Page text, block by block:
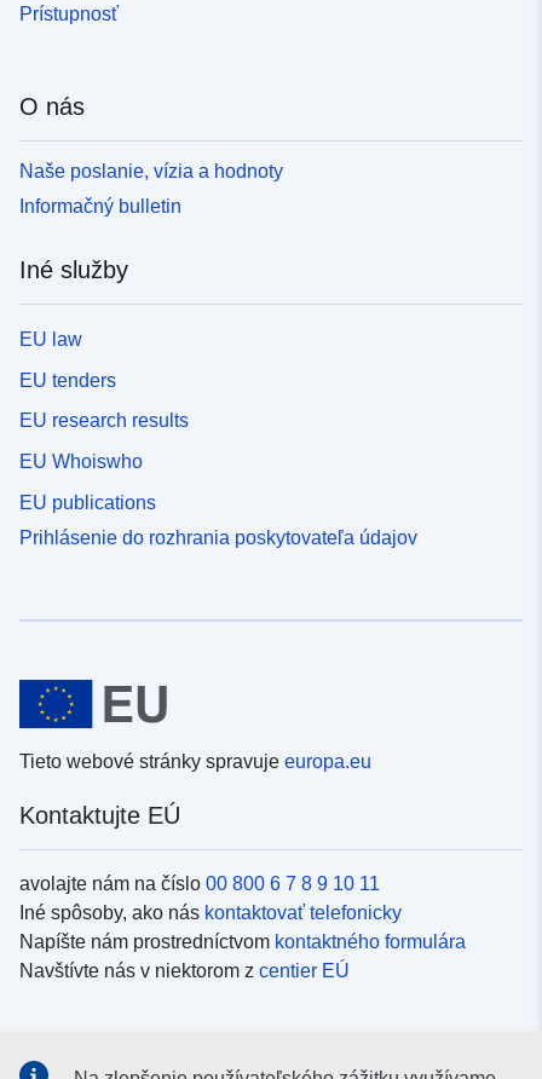
Prístupnosť
O nás
Naše poslanie, vízia a hodnoty
Informačný bulletin
Iné služby
EU law
EU tenders
EU research results
EU Whoiswho
EU publications
Prihlásenie do rozhrania poskytovateľa údajov
Tieto webové stránky spravuje europa.eu
Kontaktujte EÚ
avolajte nám na číslo 00 800 6 7 8 9 10 11
Iné spôsoby, ako nás kontaktovať telefonicky
Napíšte nám prostredníctvom kontaktného formulára
Navštívte nás v niektorom z centier EÚ